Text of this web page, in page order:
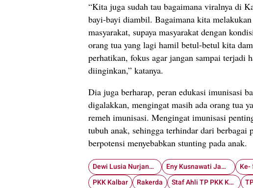
“Kita juga sudah tau bagaimana viralnya di
bayi-bayi diambil. Bagaimana kita melakukan
masyarakat, supaya masyarakat dengan
orang tua yang lagi hamil betul-betul kita
perhatikan, fokus agar jangan sampai terjadi
diinginkan,” katanya.
Dia juga berharap, peran edukasi imunisasi
digalakkan, mengingat masih ada orang tua
remeh imunisasi. Mengingat imunisasi
tubuh anak, sehingga terhindar dari berbagai
berpotensi menyebabkan stunting pada anak.
Dewi Lusia Nurjana Alexander Wilyo Eny Kusnawati Jamhuri Amir Ke-
PKK Kalbar
Rakerda Staf Ahli TP PKK Ketapang